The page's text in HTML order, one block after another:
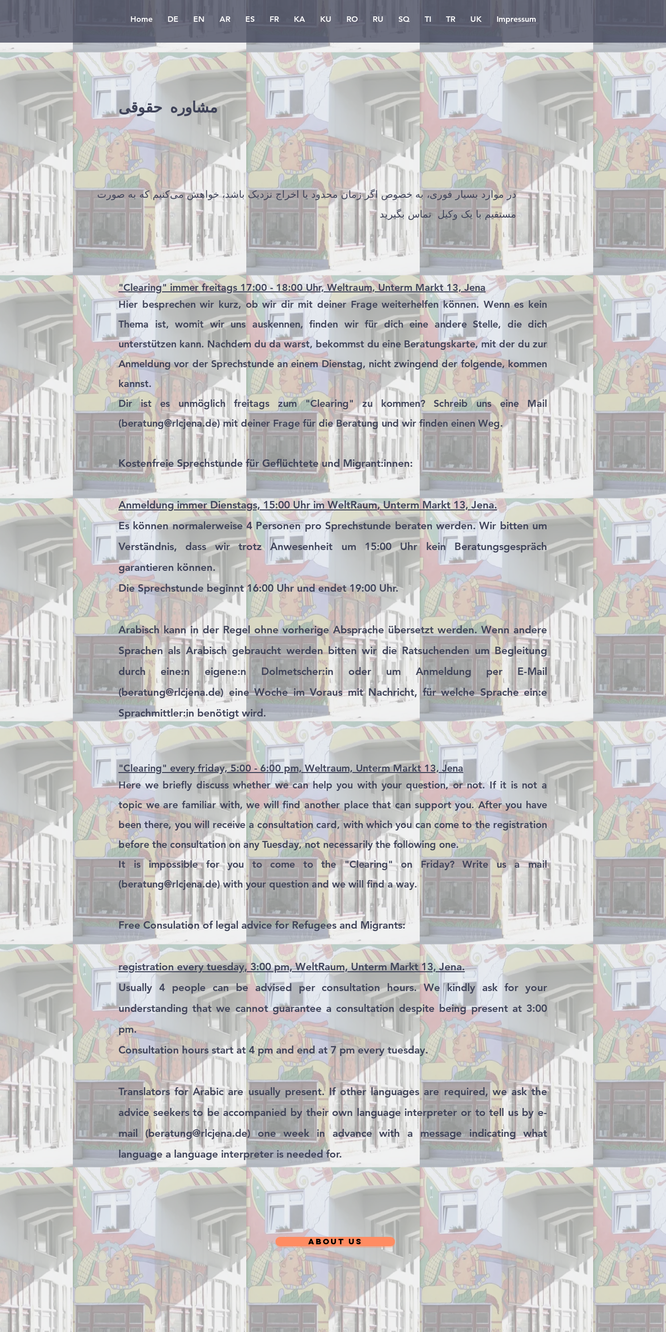
Home DE EN AR ES FR KA KU RO RU SQ TI TR UK Impressum
مشاوره حقوقی
در موارد بسیار فوری، به خصوص اگر زمان محدود یا اخراج نزدیک باشد، خواهش می‌کنیم که به صورت
مستقیم با یک وکیل تماس بگیرید
"Clearing" immer freitags 17:00 - 18:00 Uhr, Weltraum, Unterm Markt 13, Jena
Hier besprechen wir kurz, ob wir dir mit deiner Frage weiterhelfen können. Wenn es kein
Thema ist, womit wir uns auskennen, finden wir für dich eine andere Stelle, die dich
unterstützen kann. Nachdem du da warst, bekommst du eine Beratungskarte, mit der du zur
Anmeldung vor der Sprechstunde an einem Dienstag, nicht zwingend der folgende, kommen
kannst.
Dir ist es unmöglich freitags zum "Clearing" zu kommen? Schreib uns eine Mail
(beratung@rlcjena.de) mit deiner Frage für die Beratung und wir finden einen Weg.
Kostenfreie Sprechstunde für Geflüchtete und Migrant:innen:
Anmeldung immer Dienstags, 15:00 Uhr im WeltRaum, Unterm Markt 13, Jena.
Es können normalerweise 4 Personen pro Sprechstunde beraten werden. Wir bitten um
Verständnis, dass wir trotz Anwesenheit um 15:00 Uhr kein Beratungsgespräch
garantieren können.
Die Sprechstunde beginnt 16:00 Uhr und endet 19:00 Uhr.
Arabisch kann in der Regel ohne vorherige Absprache übersetzt werden. Wenn andere
Sprachen als Arabisch gebraucht werden bitten wir die Ratsuchenden um Begleitung
durch eine:n eigene:n Dolmetscher:in oder um Anmeldung per E-Mail
(beratung@rlcjena.de) eine Woche im Voraus mit Nachricht, für welche Sprache ein:e
Sprachmittler:in benötigt wird.
"Clearing" every friday, 5:00 - 6:00 pm, Weltraum, Unterm Markt 13, Jena
Here we briefly discuss whether we can help you with your question, or not. If it is not a
topic we are familiar with, we will find another place that can support you. After you have
been there, you will receive a consultation card, with which you can come to the registration
before the consultation on any Tuesday, not necessarily the following one.
It is impossible for you to come to the "Clearing" on Friday? Write us a mail
(beratung@rlcjena.de) with your question and we will find a way.
Free Consulation of legal advice for Refugees and Migrants:
registration every tuesday, 3:00 pm, WeltRaum, Unterm Markt 13, Jena.
Usually 4 people can be advised per consultation hours. We kindly ask for your
understanding that we cannot guarantee a consultation despite being present at 3:00
pm.
Consultation hours start at 4 pm and end at 7 pm every tuesday.
Translators for Arabic are usually present. If other languages are required, we ask the
advice seekers to be accompanied by their own language interpreter or to tell us by e-
mail (beratung@rlcjena.de) one week in advance with a message indicating what
language a language interpreter is needed for.
ABout us